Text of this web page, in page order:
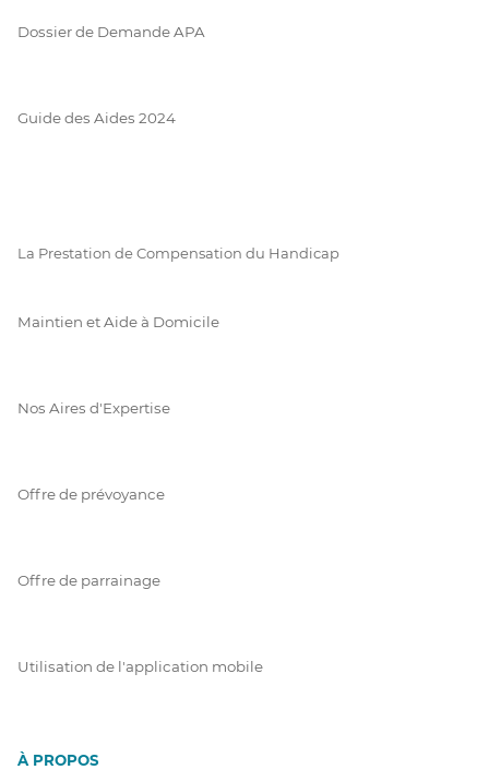
Dossier de Demande APA
Guide des Aides 2024
La Prestation de Compensation du Handicap
Maintien et Aide à Domicile
Nos Aires d'Expertise
Offre de prévoyance
Offre de parrainage
Utilisation de l'application mobile
À PROPOS